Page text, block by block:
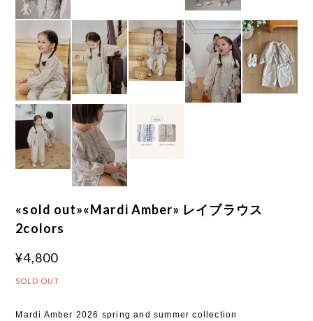
«sold out»«Mardi Amber» レイブラウス
2colors
¥4,800
SOLD OUT
Mardi Amber 2026 spring and summer collection